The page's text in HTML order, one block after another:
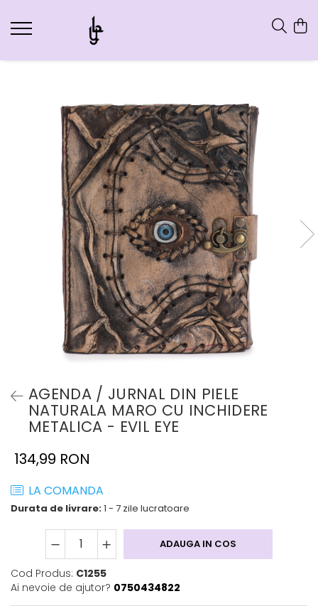
AGENDA / JURNAL DIN PIELE
NATURALA MARO CU INCHIDERE
METALICA - EVIL EYE
134,99 RON
LA COMANDA
Durata de livrare:1 - 7 zile lucratoare
ADAUGA IN COS
Cod Produs: C1255
Ai nevoie de ajutor? 0750434822